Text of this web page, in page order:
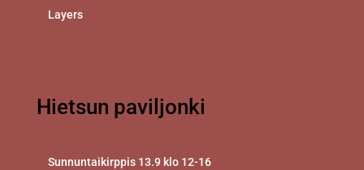
Layers
Hietsun paviljonki
Sunnuntaikirppis 13.9 klo 12-16